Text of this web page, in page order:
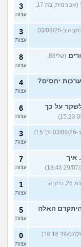
(אנונימית, בת 17,
3
עצות
(שירה, בת 18, כתבה ב-03/08/26
3
עצות
(שלי88,
8
עצות
יחסים? 4
עצות
לשקר על כך
6
עצות
3
עצות
איך
7
עצות
(lili, בת 25, כתבה
1
עצות
האלה 5
עצות
0
עצות